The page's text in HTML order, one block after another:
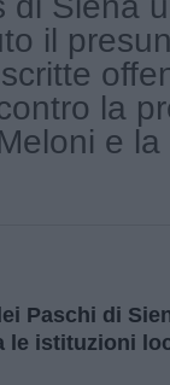
il
la
e la
Paschi di
le istituzioni